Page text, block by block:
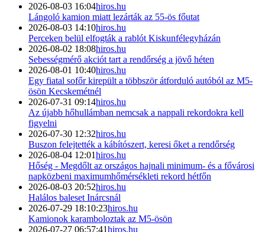
2026-08-03 16:04hiros.hu
Lángoló kamion miatt lezárták az 55-ös főutat
2026-08-03 14:10hiros.hu
Perceken belül elfogták a rablót Kiskunfélegyházán
2026-08-02 18:08hiros.hu
Sebességmérő akciót tart a rendőrség a jövő héten
2026-08-01 10:40hiros.hu
Egy fiatal sofőr kirepült a többször átforduló autóból az M5-
ösön Kecskemétnél
2026-07-31 09:14hiros.hu
Az újabb hőhullámban nemcsak a nappali rekordokra kell
figyelni
2026-07-30 12:32hiros.hu
Buszon felejtették a kábítószert, keresi őket a rendőrség
2026-08-04 12:01hiros.hu
Hőség - Megdőlt az országos hajnali minimum- és a fővárosi
napközbeni maximumhőmérsékleti rekord hétfőn
2026-08-03 20:52hiros.hu
Halálos baleset Inárcsnál
2026-07-29 18:10:23hiros.hu
Kamionok karamboloztak az M5-ösön
2026-07-27 06:57:41hiros.hu